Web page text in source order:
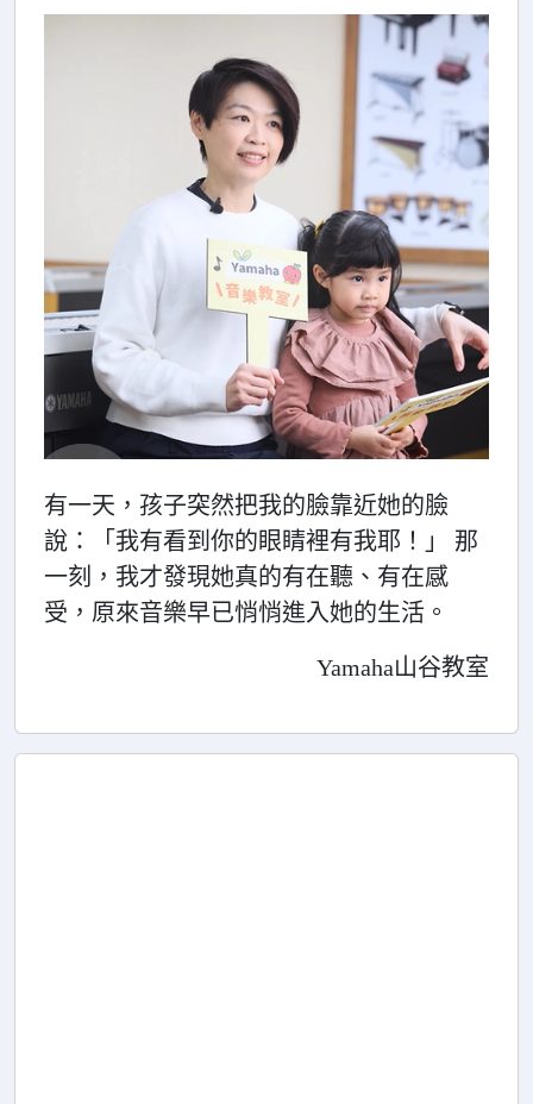
有一天，孩子突然把我的臉靠近她的臉
說：「我有看到你的眼睛裡有我耶！」 那
一刻，我才發現她真的有在聽、有在感
受，原來音樂早已悄悄進入她的生活。
Yamaha山谷教室